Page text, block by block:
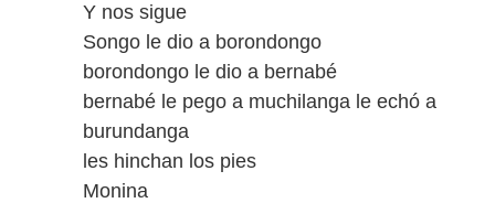
Y nos sigue
Songo le dio a borondongo
borondongo le dio a bernabé
bernabé le pego a muchilanga le echó a
burundanga
les hinchan los pies
Monina